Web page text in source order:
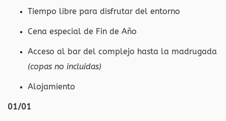
Tiempo libre para disfrutar del entorno
Cena especial de Fin de Año
Acceso al bar del complejo hasta la madrugada
(copas no incluidas)
Alojamiento
01/01